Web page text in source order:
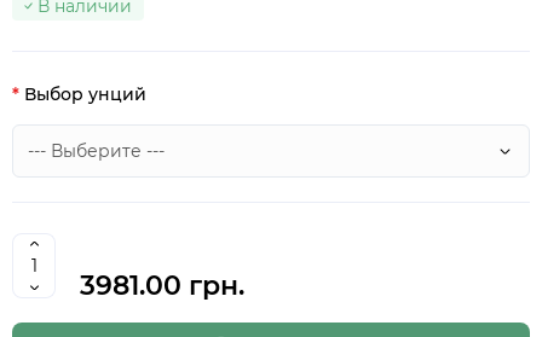
В наличии
Выбор унций
3981.00 грн.